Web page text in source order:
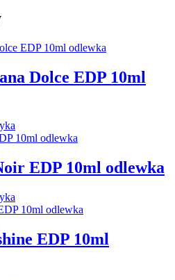
Dolce EDP 10ml
EDP 10ml odlewka
EDP 10ml